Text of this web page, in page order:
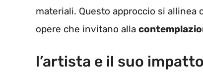
materiali. Questo approccio si allinea
opere che invitano alla
l’artista e il suo impatto